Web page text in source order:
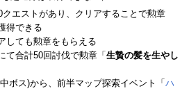
エストがあり、クリアすることで勲章
得できる
しても勲章をもらえる
て合計50回討伐で勲章「 生贄の髪を生やし
ボス)から、前半マップ探索イベント「 ハ